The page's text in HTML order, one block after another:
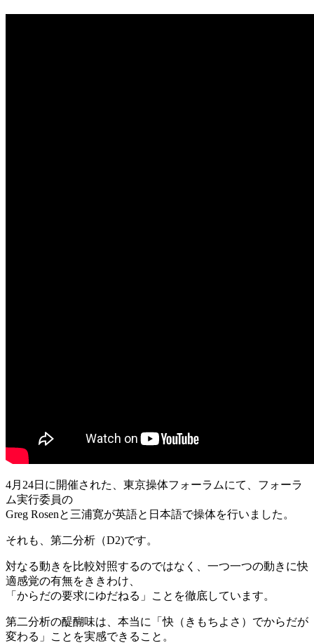
4月24日に開催された、東京操体フォーラムにて、フォーラ
ム実行委員の
Greg Rosenと三浦寛が英語と日本語で操体を行いました。
それも、第二分析（D2)です。
対なる動きを比較対照するのではなく、一つ一つの動きに快
適感覚の有無をききわけ、
「からだの要求にゆだねる」ことを徹底しています。
第二分析の醍醐味は、本当に「快（きもちよさ）でからだが
変わる」ことを実感できること。